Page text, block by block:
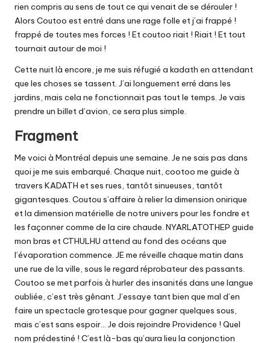
rien compris au sens de tout ce qui venait de se dérouler !
Alors Coutoo est entré dans une rage folle et j’ai frappé !
frappé de toutes mes forces ! Et coutoo riait ! Riait ! Et tout
tournait autour de moi !
Cette nuit là encore, je me suis réfugié a kadath en attendant
que les choses se tassent. J’ai longuement erré dans les
jardins, mais cela ne fonctionnait pas tout le temps. Je vais
prendre un billet d’avion, ce sera plus simple.
Fragment
Me voici à Montréal depuis une semaine. Je ne sais pas dans
quoi je me suis embarqué. Chaque nuit, cootoo me guide à
travers KADATH et ses rues, tantôt sinueuses, tantôt
gigantesques. Coutou s’affaire à relier la dimension onirique
et la dimension matérielle de notre univers pour les fondre et
les façonner comme de la cire chaude. NYARLATOTHEP guide
mon bras et CTHULHU attend au fond des océans que
l’évaporation commence. JE me réveille chaque matin dans
une rue de la ville, sous le regard réprobateur des passants.
Coutoo se met parfois à hurler des insanités dans une langue
oubliée, c’est très gênant. J’essaye tant bien que mal d’en
faire un spectacle grotesque pour gagner quelques sous,
mais c’est sans espoir… Je dois rejoindre Providence ! Quel
nom prédestiné ! C’est là-bas qu’aura lieu la conjonction